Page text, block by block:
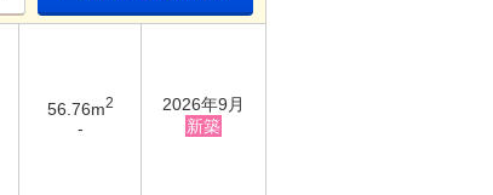
56.76m2
-
2026年9月
新築